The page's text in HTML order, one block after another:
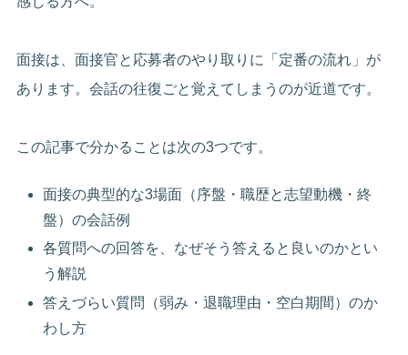
面接は、面接官と応募者のやり取りに「定番の流れ」が
あります。会話の往復ごと覚えてしまうのが近道です。
この記事で分かることは次の3つです。
面接の典型的な3場面（序盤・職歴と志望動機・終
盤）の会話例
各質問への回答を、なぜそう答えると良いのかとい
う解説
答えづらい質問（弱み・退職理由・空白期間）のか
わし方